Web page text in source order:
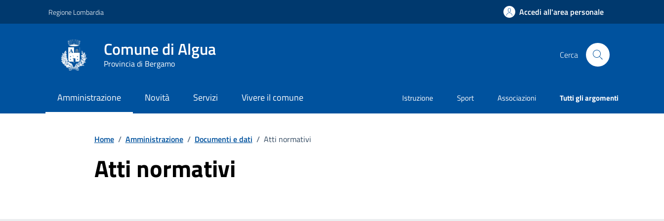
Regione Lombardia Accedi all'area personale
Comune di Algua
Provincia di Bergamo
Cerca
Amministrazione Novità Servizi Vivere il comune Istruzione Sport Associazioni Tutti gli argomenti
Home / Amministrazione / Documenti e dati / Atti normativi
Atti normativi